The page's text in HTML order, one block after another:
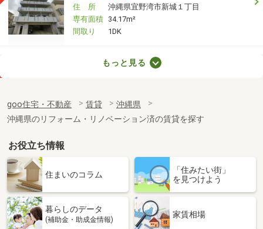
住 所
沖縄県宜野湾市新城１丁目
専有面積 34.17m²
間取り
1DK
沖縄県宜野湾市新城１丁目
専有面積
34.17m²
間取り
1DK
沖縄県中頭郡読谷村字喜名
価 格
7.20万円
沖縄県中頭郡読谷村字喜名
専有面積 50.3m²
間取り
もっと見る
goo住宅・不動産 賃貸
沖縄県
沖縄県のリフォーム・リノベーション済の賃貸を探す
お役立ち情報
住まいのコラム
「住みたい街」
を見つけよう
暮らしのデータ
(補助金・助成金情報)
家賃相場